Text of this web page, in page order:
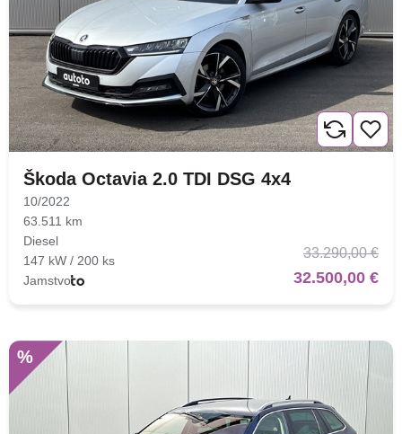
Škoda Octavia 2.0 TDI DSG 4x4
10/2022
63.511 km
Diesel
147 kW / 200 ks
Jamstvo
33.290,00 €
32.500,00 €
%